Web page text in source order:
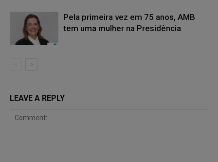
Pela primeira vez em 75 anos, AMB
tem uma mulher na Presidência
LEAVE A REPLY